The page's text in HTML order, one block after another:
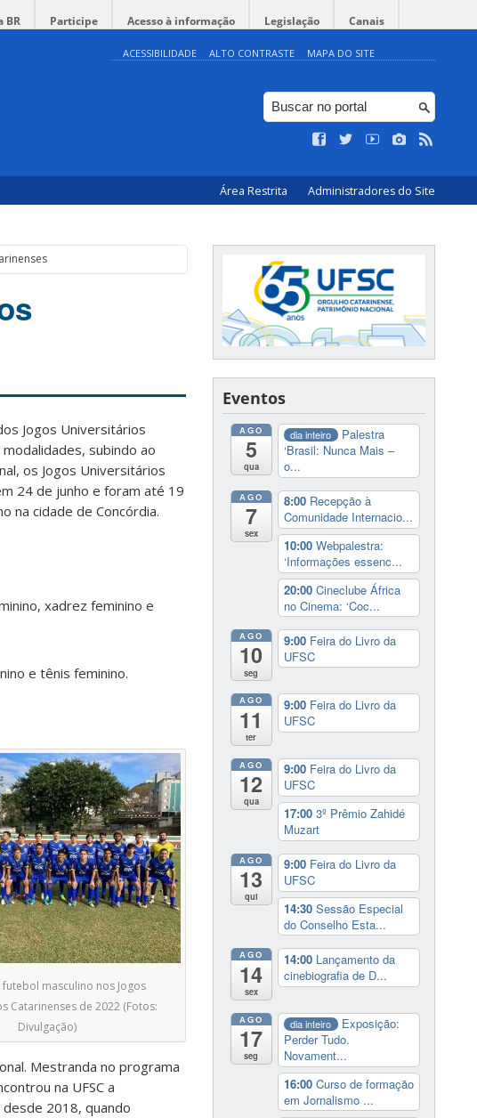
BR Participe Acesso à informação Legislação Canais
ACESSIBILIDADE ALTO CONTRASTE MAPA DO SITE
Área Restrita Administradores do Site
Jogos Universitários
subindo ao
os Jogos Universitários
24 de junho e foram até 19
na cidade de Concórdia.
xadrez feminino e
e tênis feminino.
futebol masculino nos Jogos
Catarinenses de 2022 (Fotos:
Divulgação)
Mestranda no programa
na UFSC a
2018, quando
Eventos
AGO
5
qua
dia inteiro
Palestra
‘Brasil: Nunca Mais –
o...
AGO
7
sex
8:00 Recepção à
Comunidade Internacio...
10:00 Webpalestra:
‘Informações essenc...
20:00 Cineclube África
no Cinema: ‘Coc...
AGO
10
seg
9:00 Feira do Livro da
UFSC
AGO
11
ter
9:00 Feira do Livro da
UFSC
AGO
12
qua
9:00 Feira do Livro da
UFSC
17:00 3º Prêmio Zahidé
Muzart
AGO
13
qui
9:00 Feira do Livro da
UFSC
14:30 Sessão Especial
do Conselho Esta...
AGO
14
sex
14:00 Lançamento da
cinebiografia de D...
AGO
17
seg
dia inteiro
Exposição:
Perder Tudo.
Novament...
16:00 Curso de formação
em Jornalismo ...